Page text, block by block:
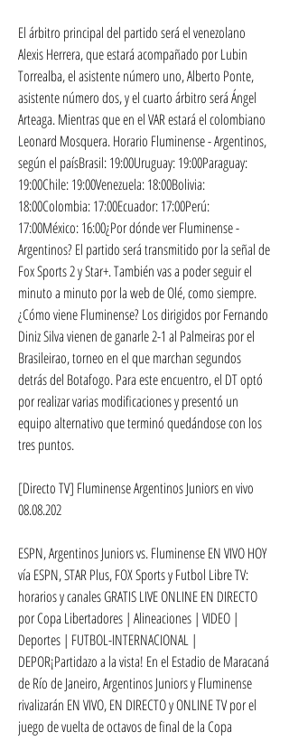
El árbitro principal del partido será el venezolano
Alexis Herrera, que estará acompañado por Lubin
Torrealba, el asistente número uno, Alberto Ponte,
asistente número dos, y el cuarto árbitro será Ángel
Arteaga. Mientras que en el VAR estará el colombiano
Leonard Mosquera. Horario Fluminense - Argentinos,
según el paísBrasil: 19:00Uruguay: 19:00Paraguay:
19:00Chile: 19:00Venezuela: 18:00Bolivia:
18:00Colombia: 17:00Ecuador: 17:00Perú:
17:00México: 16:00¿Por dónde ver Fluminense -
Argentinos? El partido será transmitido por la señal de
Fox Sports 2 y Star+. También vas a poder seguir el
minuto a minuto por la web de Olé, como siempre.
¿Cómo viene Fluminense? Los dirigidos por Fernando
Diniz Silva vienen de ganarle 2-1 al Palmeiras por el
Brasileirao, torneo en el que marchan segundos
detrás del Botafogo. Para este encuentro, el DT optó
por realizar varias modificaciones y presentó un
equipo alternativo que terminó quedándose con los
tres puntos.
[Directo TV] Fluminense Argentinos Juniors en vivo
08.08.202
ESPN, Argentinos Juniors vs. Fluminense EN VIVO HOY
vía ESPN, STAR Plus, FOX Sports y Futbol Libre TV:
horarios y canales GRATIS LIVE ONLINE EN DIRECTO
por Copa Libertadores | Alineaciones | VIDEO |
Deportes | FUTBOL-INTERNACIONAL |
DEPOR¡Partidazo a la vista! En el Estadio de Maracaná
de Río de Janeiro, Argentinos Juniors y Fluminense
rivalizarán EN VIVO, EN DIRECTO y ONLINE TV por el
juego de vuelta de octavos de final de la Copa